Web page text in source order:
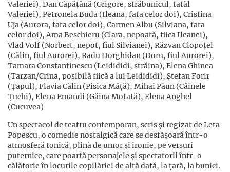
Valeriei), Dan Căpățână (Grigore, străbunicul, tatăl
Valeriei), Petronela Buda (Ileana, fata celor doi), Cristina
Uja (Aurora, fata celor doi), Carmen Albu (Silviana, fata
celor doi), Ama Beschieru (Clara, nepoată, fiica Ileanei),
Vlad Volf (Norbert, nepot, fiul Silvianei), Răzvan Clopoțel
(Călin, fiul Aurorei), Radu Horghidan (Doru, fiul Aurorei),
Tamara Constantinescu (Leidididi, străina), Elena Ghinea
(Tarzan/Crina, posibilă fiică a lui Leidididi), Ștefan Forir
(Țapul), Flavia Călin (Pisica Mâță), Mihai Păun (Câinele
Țuchi), Elena Emandi (Găina Moțată), Elena Anghel
(Cucuvea)
Un spectacol de teatru contemporan, scris și regizat de Leta
Popescu, o comedie nostalgică care se desfășoară într-o
atmosferă tonică, plină de umor și ironie, pe versuri
puternice, care poartă personajele și spectatorii într-o
călătorie în locurile copilăriei de altă dată, la țară, la bunici.